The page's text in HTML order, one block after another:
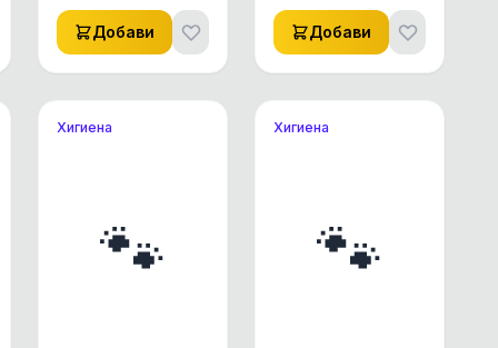
Добави Добави
Хигиена
🐾
Хигиена
🐾